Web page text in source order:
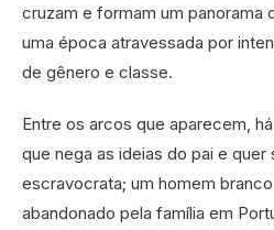
cruzam e formam um panorama
uma época atravessada por
de gênero e classe.
Entre os arcos que aparecem,
que nega as ideias do pai e
escravocrata; um homem
abandonado pela família em